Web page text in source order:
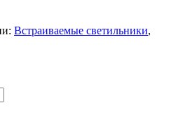
Встраиваемые светильники,